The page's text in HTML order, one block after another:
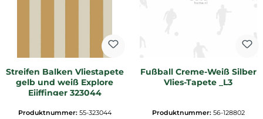
Streifen Balken Vliestapete
gelb und weiß Explore
Eijffinger 323044
Produktnummer: 55-323044
Fußball Creme-Weiß Silber
Vlies-Tapete _L3
Produktnummer: 56-128802